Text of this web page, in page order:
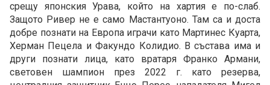
срещу японския Урава, който на хартия е по-слаб.
Защото Ривер не е само Мастантуоно. Там са и доста
добре познати на Европа играчи като Мартинес Куарта,
Херман Пецела и Факундо Колидио. В състава има и
други познати лица, като вратаря Франко Армани,
световен шампион през 2022 г. като резерва,